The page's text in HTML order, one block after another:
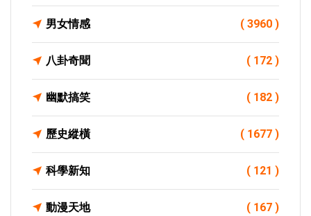
男女情感 ( 3960 )
八卦奇聞 ( 172 )
幽默搞笑 ( 182 )
歷史縱橫 ( 1677 )
科學新知 ( 121 )
動漫天地 ( 167 )